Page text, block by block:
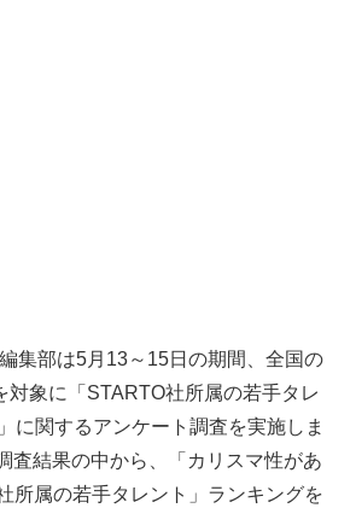
集部は5月13～15日の期間、全国の
対象に「STARTO社所属の若手タレ
に関するアンケート調査を実施しま
査結果の中から、「カリスマ性があ
所属の若手タレント」ランキングを